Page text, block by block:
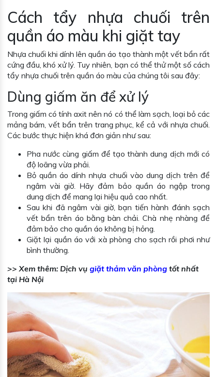
Cách tẩy nhựa chuối trên
quần áo màu khi giặt tay
Nhựa chuối khi dính lên quần áo tạo thành một vết bẩn rất
cứng đầu, khó xử lý. Tuy nhiên, bạn có thể thử một số cách
tẩy nhựa chuối trên quần áo màu của chúng tôi sau đây:
Dùng giấm ăn để xử lý
Trong giấm có tính axit nên nó có thể làm sạch, loại bỏ các
mảng bám, vết bẩn trên trang phục, kể cả với nhựa chuối.
Các bước thực hiện khá đơn giản như sau:
Pha nước cùng giấm để tạo thành dung dịch mới có
độ loãng vừa phải.
Bỏ quần áo dính nhựa chuối vào dung dịch trên để
ngâm vài giờ. Hãy đảm bảo quần áo ngập trong
dung dịch để mang lại hiệu quả cao nhất.
Sau khi đã ngâm vài giờ, bạn tiến hành đánh sạch
vết bẩn trên áo bằng bàn chải. Chà nhẹ nhàng để
đảm bảo cho quần áo không bị hỏng.
Giặt lại quần áo với xà phòng cho sạch rồi phơi như
bình thường.
>> Xem thêm: Dịch vụ giặt thảm văn phòng tốt nhất
tại Hà Nội